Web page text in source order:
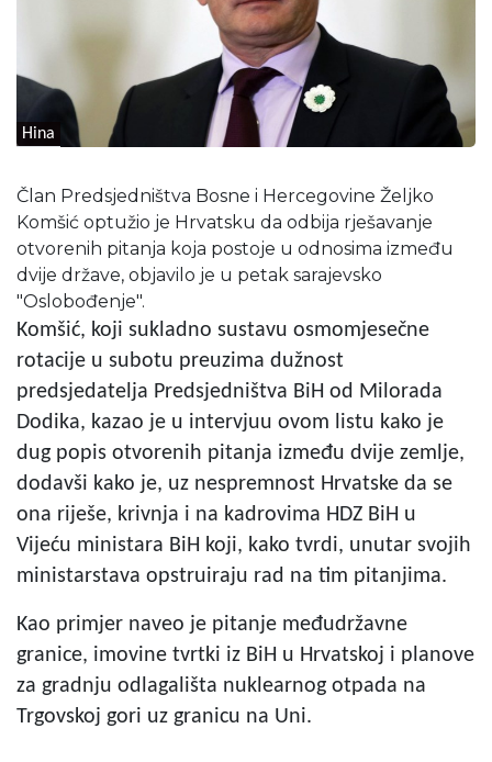
Hina
Član Predsjedništva Bosne i Hercegovine Željko
Komšić optužio je Hrvatsku da odbija rješavanje
otvorenih pitanja koja postoje u odnosima između
dvije države, objavilo je u petak sarajevsko
"Oslobođenje".
Komšić, koji sukladno sustavu osmomjesečne
rotacije u subotu preuzima dužnost
predsjedatelja Predsjedništva BiH od Milorada
Dodika, kazao je u intervjuu ovom listu kako je
dug popis otvorenih pitanja između dvije zemlje,
dodavši kako je, uz nespremnost Hrvatske da se
ona riješe, krivnja i na kadrovima HDZ BiH u
Vijeću ministara BiH koji, kako tvrdi, unutar svojih
ministarstava opstruiraju rad na tim pitanjima.
Kao primjer naveo je pitanje međudržavne
granice, imovine tvrtki iz BiH u Hrvatskoj i planove
za gradnju odlagališta nuklearnog otpada na
Trgovskoj gori uz granicu na Uni.